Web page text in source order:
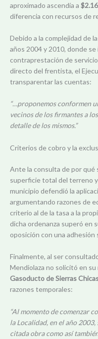
aproximado ascendía a
diferencia con recursos de
Debido a la complejidad de
años 2004 y 2010, donde
contraprestación de
directo del frentista, el
transparentar las cuentas:
“…proponemos conformen
vecinos de los firmantes a
detalle de los mismos.”
Criterios de cobro y la
Ante la consulta de por qué
superficie total del terreno
municipio defendió la
argumentando razones de
criterio al de la tasa a la
dicha ordenanza superó en
oposición con una adhesión
Finalmente, al ser
Mendiolaza no solicitó en
Gasoducto de Sierras
razones temporales:
“Al momento de comenzar
la Localidad, en el año
citada obra como así